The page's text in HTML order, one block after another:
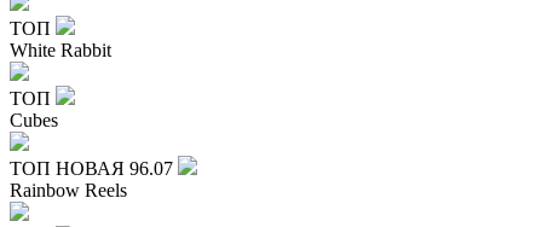
ТОП
White Rabbit
ТОП
Cubes
ТОП НОВАЯ 96.07
Rainbow Reels